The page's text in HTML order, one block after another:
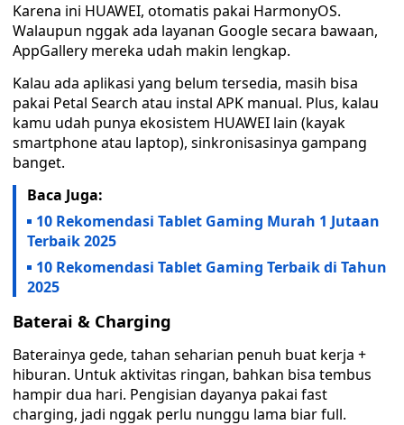
Karena ini HUAWEI, otomatis pakai HarmonyOS.
Walaupun nggak ada layanan Google secara bawaan,
AppGallery mereka udah makin lengkap.
Kalau ada aplikasi yang belum tersedia, masih bisa
pakai Petal Search atau instal APK manual. Plus, kalau
kamu udah punya ekosistem HUAWEI lain (kayak
smartphone atau laptop), sinkronisasinya gampang
banget.
Baca Juga:
10 Rekomendasi Tablet Gaming Murah 1 Jutaan
Terbaik 2025
10 Rekomendasi Tablet Gaming Terbaik di Tahun
2025
Baterai & Charging
Baterainya gede, tahan seharian penuh buat kerja +
hiburan. Untuk aktivitas ringan, bahkan bisa tembus
hampir dua hari. Pengisian dayanya pakai fast
charging, jadi nggak perlu nunggu lama biar full.